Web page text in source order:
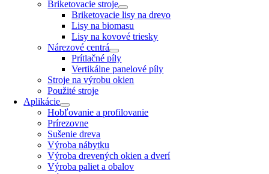
Briketovacie stroje
Briketovacie lisy na drevo
Lisy na biomasu
Lisy na kovové triesky
Nárezové centrá
Prítlačné píly
Vertikálne panelové píly
Stroje na výrobu okien
Použité stroje
Aplikácie
Hobľovanie a profilovanie
Prírezovne
Sušenie dreva
Výroba nábytku
Výroba drevených okien a dverí
Výroba paliet a obalov